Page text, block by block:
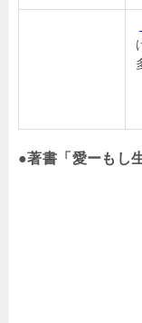
●著書「愛ーもし